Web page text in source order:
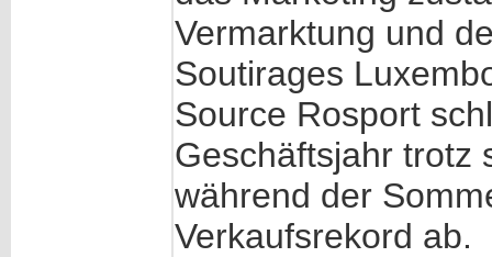
Vermarktung und
Soutirages
Source Rosport
Geschäftsjahr trotz
während der
Verkaufsrekord ab.